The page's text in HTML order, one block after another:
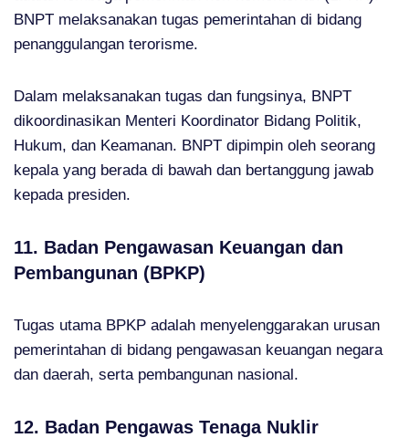
BNPT melaksanakan tugas pemerintahan di bidang
penanggulangan terorisme.
Dalam melaksanakan tugas dan fungsinya, BNPT
dikoordinasikan Menteri Koordinator Bidang Politik,
Hukum, dan Keamanan. BNPT dipimpin oleh seorang
kepala yang berada di bawah dan bertanggung jawab
kepada presiden.
11. Badan Pengawasan Keuangan dan
Pembangunan (BPKP)
Tugas utama BPKP adalah menyelenggarakan urusan
pemerintahan di bidang pengawasan keuangan negara
dan daerah, serta pembangunan nasional.
12. Badan Pengawas Tenaga Nuklir